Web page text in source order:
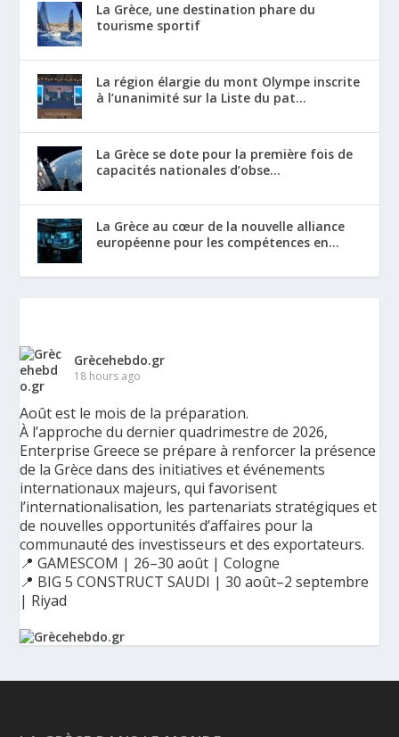
La Grèce, une destination phare du
tourisme sportif
La région élargie du mont Olympe inscrite
à l’unanimité sur la Liste du pat...
La Grèce se dote pour la première fois de
capacités nationales d’obse...
La Grèce au cœur de la nouvelle alliance
européenne pour les compétences en...
Grècehebdo.gr
18 hours ago
Août est le mois de la préparation.
À l’approche du dernier quadrimestre de 2026,
Enterprise Greece se prépare à renforcer la présence
de la Grèce dans des initiatives et événements
internationaux majeurs, qui favorisent
l’internationalisation, les partenariats stratégiques et
de nouvelles opportunités d’affaires pour la
communauté des investisseurs et des exportateurs.
📍 GAMESCOM | 26–30 août | Cologne
📍 BIG 5 CONSTRUCT SAUDI | 30 août–2 septembre
| Riyad
Ελλάδας σε διεθνείς δράσεις, που ενισχύουν την